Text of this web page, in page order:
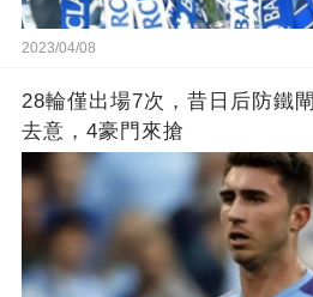
2023/04/08
28輪僅出場7次，昔日后防鐵
去意，4豪門來搶